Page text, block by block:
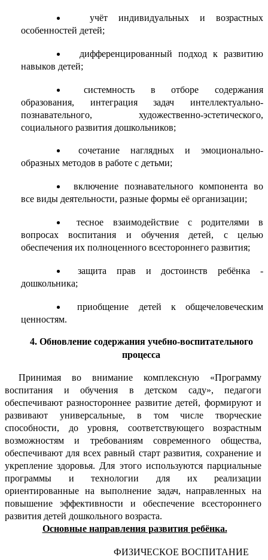
учёт индивидуальных и возрастных
особенностей детей;
дифференцированный подход к развитию
навыков детей;
системность в отборе содержания
образования, интеграция задач интеллектуально-
познавательного, художественно-эстетического,
социального развития дошкольников;
сочетание наглядных и эмоционально-
образных методов в работе с детьми;
включение познавательного компонента во
все виды деятельности, разные формы её организации;
тесное взаимодействие с родителями в
вопросах воспитания и обучения детей, с целью
обеспечения их полноценного всестороннего развития;
защита прав и достоинств ребёнка -
дошкольника;
приобщение детей к общечеловеческим
ценностям.
4. Обновление содержания учебно-воспитательного
процесса
Принимая во внимание комплексную «Программу
воспитания и обучения в детском саду», педагоги
обеспечивают разностороннее развитие детей, формируют и
развивают универсальные, в том числе творческие
способности, до уровня, соответствующего возрастным
возможностям и требованиям современного общества,
обеспечивают для всех равный старт развития, сохранение и
укрепление здоровья. Для этого используются парциальные
программы и технологии для их реализации
ориентированные на выполнение задач, направленных на
повышение эффективности и обеспечение всестороннего
развития детей дошкольного возраста.
Основные направления развития ребёнка.
ФИЗИЧЕСКОЕ ВОСПИТАНИЕ